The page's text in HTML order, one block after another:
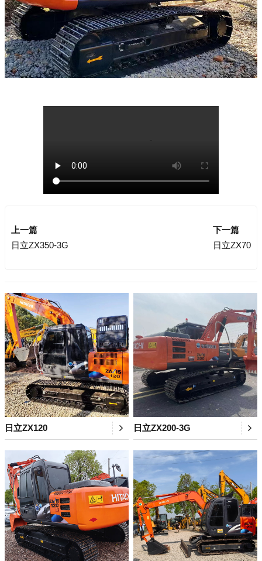
上一篇
日立ZX350-3G
下一篇
日立ZX70
日立ZX120 日立ZX200-3G